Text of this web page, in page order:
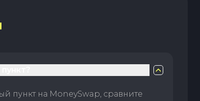
пункт на MoneySwap, сравните